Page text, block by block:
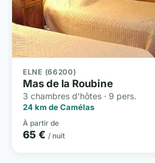
ELNE (66200)
Mas de la Roubine
3 chambres d'hôtes · 9 pers.
24 km de Camélas
À partir de
65 € / nuit